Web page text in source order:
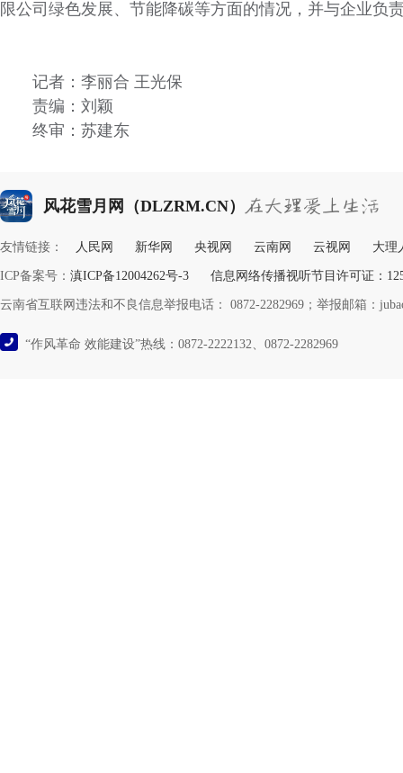
限公司绿色发展、节能降碳等方面的情况，并与企业负
记者：李丽合 王光保
责编：刘颖
终审：苏建东
风花雪月网（DLZRM.CN）
友情链接： 人民网 新华网 央视网 云南网 云视网 大理
ICP备案号： 滇ICP备12004262号-3 信息网络传播视听节目许可证：
云南省互联网违法和不良信息举报电话： 0872-2282969；举报邮箱：
“作风革命 效能建设”热线：0872-2222132、0872-2282969